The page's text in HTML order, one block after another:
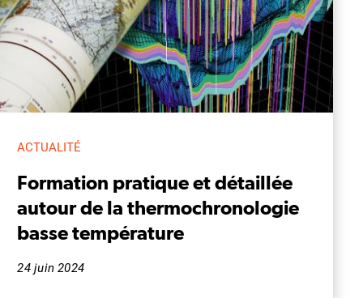
ACTUALITÉ
Formation pratique et détaillée
autour de la thermochronologie
basse température
24 juin 2024